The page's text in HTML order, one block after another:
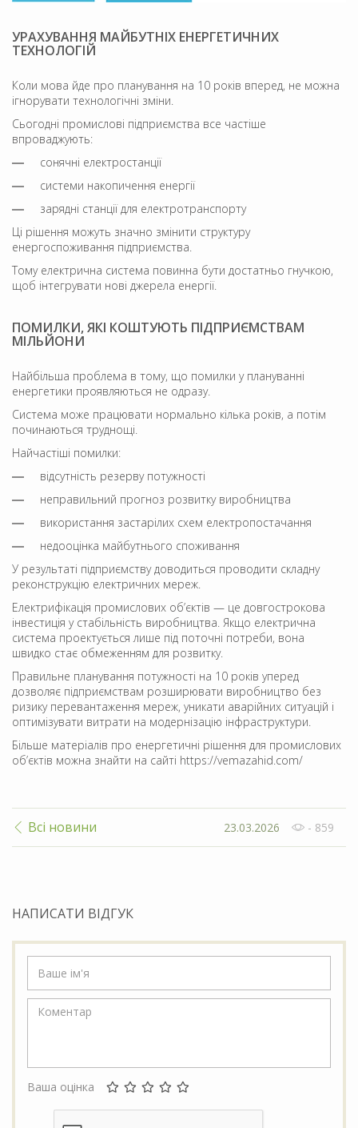
УРАХУВАННЯ МАЙБУТНІХ ЕНЕРГЕТИЧНИХ
ТЕХНОЛОГІЙ
Коли мова йде про планування на 10 років вперед, не можна
ігнорувати технологічні зміни.
Сьогодні промислові підприємства все частіше
впроваджують:
сонячні електростанції
системи накопичення енергії
зарядні станції для електротранспорту
Ці рішення можуть значно змінити структуру
енергоспоживання підприємства.
Тому електрична система повинна бути достатньо гнучкою,
щоб інтегрувати нові джерела енергії.
ПОМИЛКИ, ЯКІ КОШТУЮТЬ ПІДПРИЄМСТВАМ
МІЛЬЙОНИ
Найбільша проблема в тому, що помилки у плануванні
енергетики проявляються не одразу.
Система може працювати нормально кілька років, а потім
починаються труднощі.
Найчастіші помилки:
відсутність резерву потужності
неправильний прогноз розвитку виробництва
використання застарілих схем електропостачання
недооцінка майбутнього споживання
У результаті підприємству доводиться проводити складну
реконструкцію електричних мереж.
Електрифікація промислових об’єктів — це довгострокова
інвестиція у стабільність виробництва. Якщо електрична
система проектується лише під поточні потреби, вона
швидко стає обмеженням для розвитку.
Правильне планування потужності на 10 років уперед
дозволяє підприємствам розширювати виробництво без
ризику перевантаження мереж, уникати аварійних ситуацій і
оптимізувати витрати на модернізацію інфраструктури.
Більше матеріалів про енергетичні рішення для промислових
об’єктів можна знайти на сайті https://vemazahid.com/
Всі новини 23.03.2026 - 859
НАПИСАТИ ВІДГУК
Ваша оцінка